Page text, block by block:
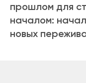
прошлом для
началом:
новых